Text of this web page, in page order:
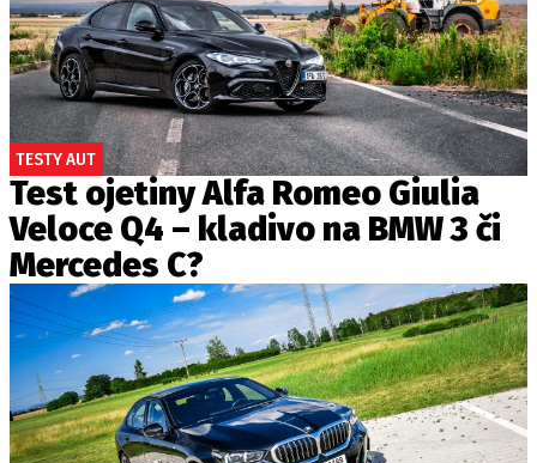
TESTY AUT
Test ojetiny Alfa Romeo Giulia
Veloce Q4 – kladivo na BMW 3 či
Mercedes C?